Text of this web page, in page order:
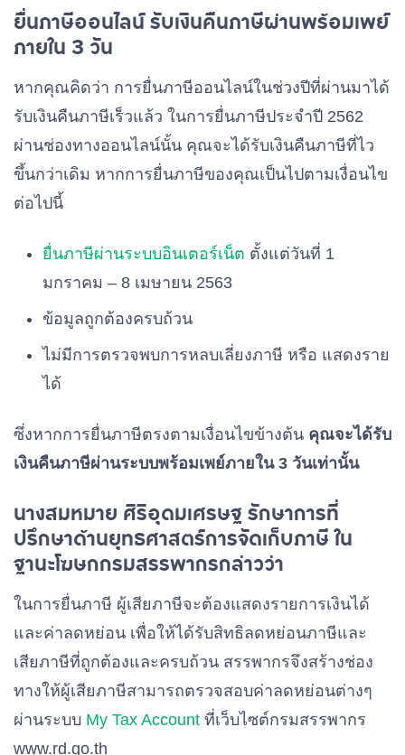
ยื่นภาษีออนไลน์ รับเงินคืนภาษีผ่านพร้อมเพย์
ภายใน 3 วัน
หากคุณคิดว่า การยื่นภาษีออนไลน์ในช่วงปีที่ผ่านมาได้
รับเงินคืนภาษีเร็วแล้ว ในการยื่นภาษีประจำปี 2562
ผ่านช่องทางออนไลน์นั้น คุณจะได้รับเงินคืนภาษีที่ไว
ขึ้นกว่าเดิม หากการยื่นภาษีของคุณเป็นไปตามเงื่อนไข
ต่อไปนี้
ยื่นภาษีผ่านระบบอินเตอร์เน็ต ตั้งแต่วันที่ 1
มกราคม – 8 เมษายน 2563
ข้อมูลถูกต้องครบถ้วน
ไม่มีการตรวจพบการหลบเลี่ยงภาษี หรือ แสดงราย
ได้
ซึ่งหากการยื่นภาษีตรงตามเงื่อนไขข้างต้น คุณจะได้รับ
เงินคืนภาษีผ่านระบบพร้อมเพย์ภายใน 3 วันเท่านั้น
นางสมหมาย ศิริอุดมเศรษฐ รักษาการที่
ปรึกษาด้านยุทธศาสตร์การจัดเก็บภาษี ใน
ฐานะโฆษกกรมสรรพากรกล่าวว่า
ในการยื่นภาษี ผู้เสียภาษีจะต้องแสดงรายการเงินได้
และค่าลดหย่อน เพื่อให้ได้รับสิทธิลดหย่อนภาษีและ
เสียภาษีที่ถูกต้องและครบถ้วน สรรพากรจึงสร้างช่อง
ทางให้ผู้เสียภาษีสามารถตรวจสอบค่าลดหย่อนต่างๆ
ผ่านระบบ My Tax Account ที่เว็บไซต์กรมสรรพากร
www.rd.go.th